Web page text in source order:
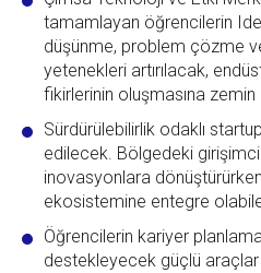
tamamlayan öğrencilerin
düşünme, problem çözme
yetenekleri artırılacak,
fikirlerinin oluşmasına zemin
Sürdürülebilirlik odaklı
edilecek. Bölgedeki
inovasyonlara
ekosistemine entegre
Öğrencilerin kariyer
destekleyecek güçlü